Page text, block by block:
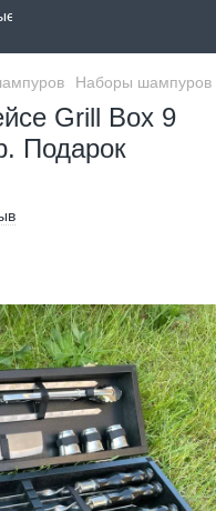
Наборы шампуров
Grill Box 9
Подарок